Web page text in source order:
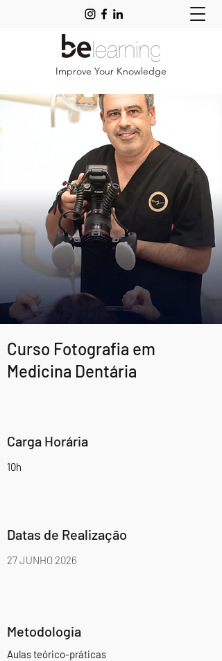
Improve Your Knowledge
Curso Fotografia em
Medicina Dentária
Carga Horária
10h
Datas de Realização
27 JUNHO 2026
Metodologia
Aulas teórico-práticas